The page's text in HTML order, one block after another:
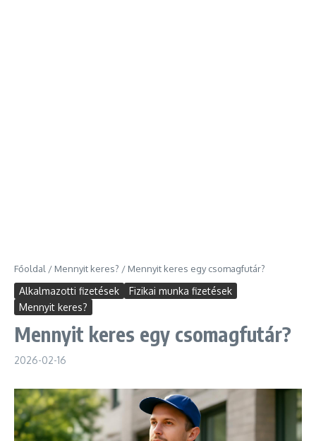
Főoldal / Mennyit keres? / Mennyit keres egy csomagfutár?
Alkalmazotti fizetések
Fizikai munka fizetések
Mennyit keres?
Mennyit keres egy csomagfutár?
2026-02-16